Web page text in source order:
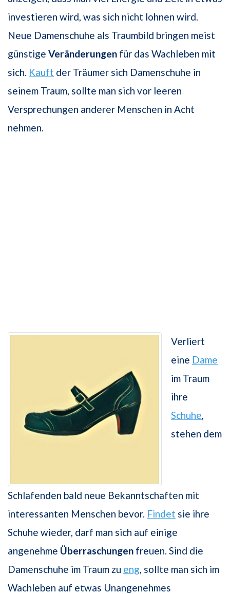
investieren wird, was sich nicht lohnen wird.
Neue Damenschuhe als Traumbild bringen meist
günstige Veränderungen für das Wachleben mit
sich. Kauft der Träumer sich Damenschuhe in
seinem Traum, sollte man sich vor leeren
Versprechungen anderer Menschen in Acht
nehmen.
Verliert
eine Dame
im Traum
ihre
Schuhe
stehen dem
Schlafenden bald neue Bekanntschaften mit
interessanten Menschen bevor. Findet sie ihre
Schuhe wieder, darf man sich auf einige
angenehme Überraschungen freuen. Sind die
Damenschuhe im Traum zu eng , sollte man sich im
Wachleben auf etwas Unangenehmes